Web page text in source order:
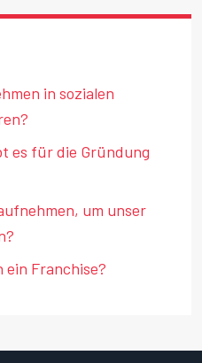
in sozialen
es für die Gründung
um unser
ein Franchise?